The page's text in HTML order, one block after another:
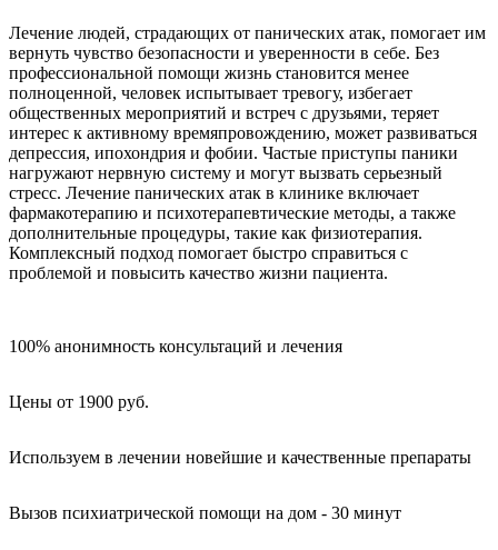
Лечение людей, страдающих от панических атак, помогает им
вернуть чувство безопасности и уверенности в себе. Без
профессиональной помощи жизнь становится менее
полноценной, человек испытывает тревогу, избегает
общественных мероприятий и встреч с друзьями, теряет
интерес к активному времяпровождению, может развиваться
депрессия, ипохондрия и фобии. Частые приступы паники
нагружают нервную систему и могут вызвать серьезный
стресс. Лечение панических атак в клинике включает
фармакотерапию и психотерапевтические методы, а также
дополнительные процедуры, такие как физиотерапия.
Комплексный подход помогает быстро справиться с
проблемой и повысить качество жизни пациента.
100% анонимность консультаций и лечения
Цены от 1900 руб.
Используем в лечении новейшие и качественные препараты
Вызов психиатрической помощи на дом - 30 минут